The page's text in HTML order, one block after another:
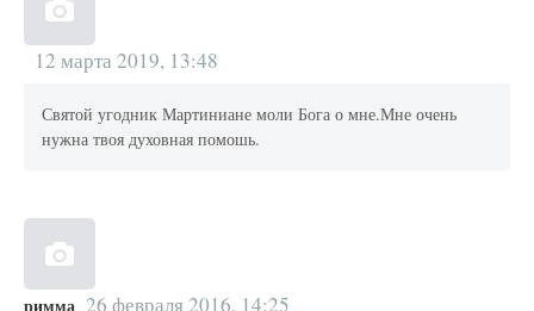
12 марта 2019, 13:48
Святой угодник Мартиниане моли Бога о мне.Мне очень
нужна твоя духовная помошь.
римма 26 февраля 2016, 14:25